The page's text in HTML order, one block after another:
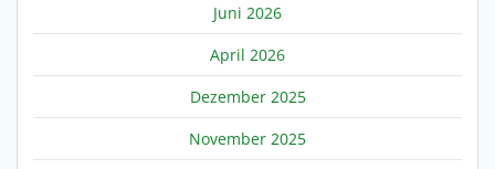
Juni 2026
April 2026
Dezember 2025
November 2025